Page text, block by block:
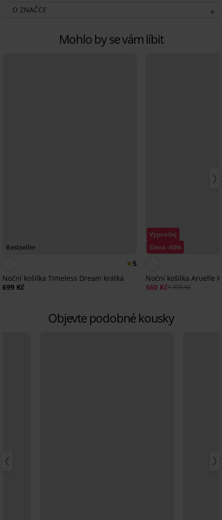
O ZNAČCE
Mohlo by se vám líbit
Bestseller
5
Noční košilka Timeless Dream krátká
699 Kč
Výprodej
Sleva -60%
Noční košilka Aruelle
560 Kč1 399 Kč
Objevte podobné kousky